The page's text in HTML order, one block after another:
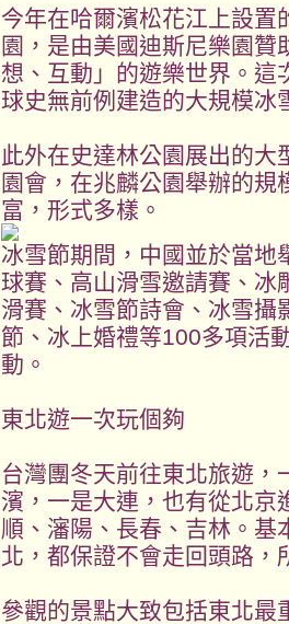
今年在哈爾濱松花江上設置
園，是由美國迪斯尼樂園
想、互動」的遊樂世界。這
球史無前例建造的大規模冰
此外在史達林公園展出的大
園會，在兆麟公園舉辦的
富，形式多樣。
冰雪節期間，中國並於當地
球賽、高山滑雪邀請賽、冰
滑賽、冰雪節詩會、冰雪攝
節、冰上婚禮等100多項活
動。
東北遊一次玩個夠
台灣團冬天前往東北旅遊，
濱，一是大連，也有從北京
順、瀋陽、長春、吉林。基
北，都保證不會走回頭路，
參觀的景點大致包括東北最